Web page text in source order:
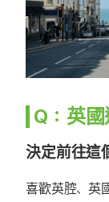
Q：英
決定前往這
喜歡英腔、英